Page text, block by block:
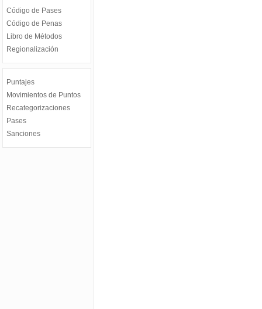
Código de Pases
Código de Penas
Libro de Métodos
Regionalización
Puntajes
Movimientos de Puntos
Recategorizaciones
Pases
Sanciones